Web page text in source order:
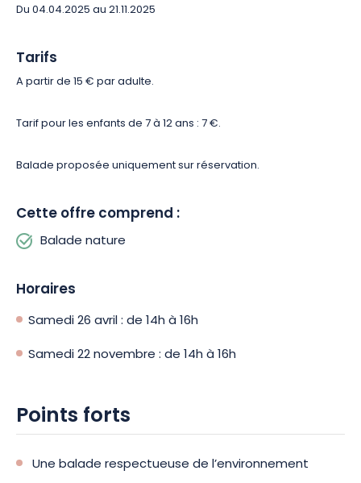
Du 04.04.2025 au 21.11.2025
Tarifs
A partir de 15 € par adulte.
Tarif pour les enfants de 7 à 12 ans : 7 €.
Balade proposée uniquement sur réservation.
Cette offre comprend :
Balade nature
Horaires
Samedi 26 avril : de 14h à 16h
Samedi 22 novembre : de 14h à 16h
Points forts
Une balade respectueuse de l’environnement